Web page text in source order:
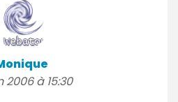
2006 à 15:30